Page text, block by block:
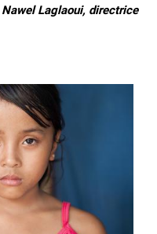
Nawel Laglaoui, directrice